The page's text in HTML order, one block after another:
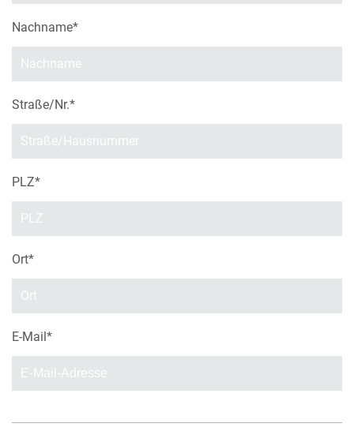
Nachname*
Straße/Nr.*
PLZ*
Ort*
E-Mail*